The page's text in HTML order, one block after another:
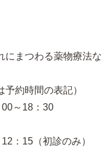
にまつわる薬物療法な
約時間の表記）
00～18：30
：15（初診のみ）